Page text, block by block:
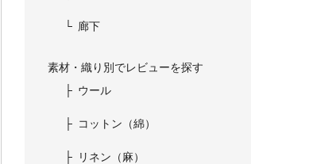
廊下
素材・織り別でレビューを探す
ウール
コットン（綿）
リネン（麻）